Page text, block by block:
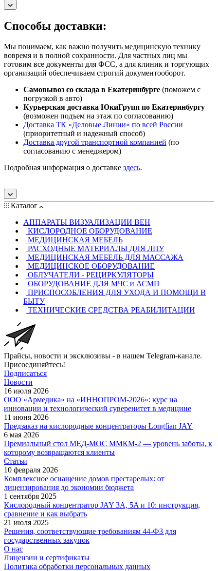
Способы доставки:
Мы понимаем, как важно получить медицинскую технику
вовремя и в полной сохранности. Для частных лиц мы
готовим все документы для ФСС, а для клиник и торгующих
организаций обеспечиваем строгий документооборот.
Самовывоз со склада в Екатеринбурге (поможем с
погрузкой в авто)
Курьерская доставка ЮкиГрупп по Екатеринбургу
(возможен подъем на этаж по согласованию)
Доставка ТК «Деловые Линии» по всей России
(приоритетный и надежный способ)
Доставка другой транспортной компанией (по
согласованию с менеджером)
Подробная информация о доставке здесь.
Каталог
АППАРАТЫ ВИЗУАЛИЗАЦИИ ВЕН
КИСЛОРОДНОЕ ОБОРУДОВАНИЕ
МЕДИЦИНСКАЯ МЕБЕЛЬ
РАСХОДНЫЕ МАТЕРИАЛЫ ДЛЯ ЛПУ
МЕДИЦИНСКАЯ МЕБЕЛЬ ДЛЯ МАССАЖА
МЕДИЦИНСКОЕ ОБОРУДОВАНИЕ
ОБЛУЧАТЕЛИ - РЕЦИРКУЛЯТОРЫ
ОБОРУДОВАНИЕ ДЛЯ МЧС и АСМП
ПРИСПОСОБЛЕНИЯ ДЛЯ УХОДА И ПОМОЩИ В
БЫТУ
ТЕХНИЧЕСКИЕ СРЕДСТВА РЕАБИЛИТАЦИИ
Прайсы, новости и эксклюзивы - в нашем Telegram-канале.
Присоединяйтесь!
Подписаться
Новости
16 июля 2026
ООО «Армедика» на «ИННОПРОМ-2026»: курс на
инновации и технологический суверенитет в медицине
11 июня 2026
Предзаказ на кислородные концентраторы Longfian JAY
6 мая 2026
Премиальный стол МЕД-МОС ММКМ-2 — уровень заботы, к
которому возвращаются клиенты
Статьи
10 февраля 2026
Комплексное оснащение домов престарелых: от
лицензирования до экономии бюджета
1 сентября 2025
Кислородный концентратор JAY 3A, 5A и 10: инструкция,
сравнение и как выбрать
21 июля 2025
Решения, соответствующие требованиям 44-ФЗ для
государственных закупок
О нас
Лицензии и сертификаты
Политика обработки персональных данных